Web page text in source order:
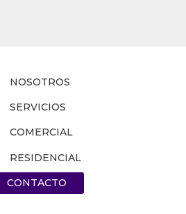
NOSOTROS
SERVICIOS
COMERCIAL
RESIDENCIAL
CONTACTO